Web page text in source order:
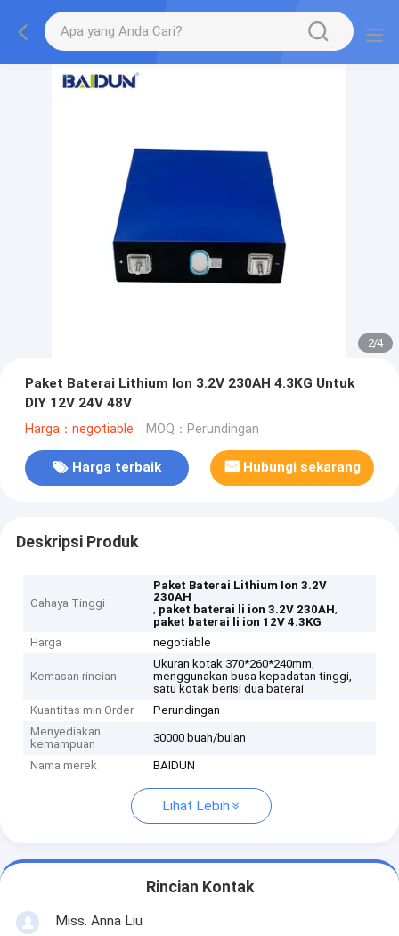
2/4
Paket Baterai Lithium Ion 3.2V 230AH 4.3KG Untuk
DIY 12V 24V 48V
Harga：negotiable MOQ：Perundingan
Harga terbaik Hubungi sekarang
Deskripsi Produk
Cahaya Tinggi
Paket Baterai Lithium Ion 3.2V
230AH
, paket baterai li ion 3.2V 230AH,
paket baterai li ion 12V 4.3KG
Harga
negotiable
Kemasan rincian
Ukuran kotak 370*260*240mm,
menggunakan busa kepadatan tinggi,
satu kotak berisi dua baterai
Kuantitas min Order
Perundingan
Menyediakan
kemampuan
30000 buah/bulan
Nama merek BAIDUN
Lihat Lebih
Rincian Kontak
Miss. Anna Liu